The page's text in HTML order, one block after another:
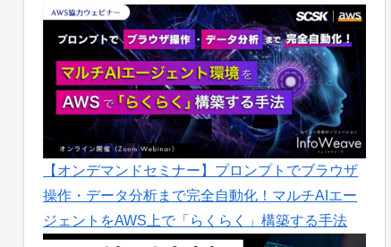
【オンデマンドセミナー】プロンプトでブラウザ
操作・データ分析まで完全自動化！マルチAIエー
ジェントをAWS上で「らくらく」構築する手法